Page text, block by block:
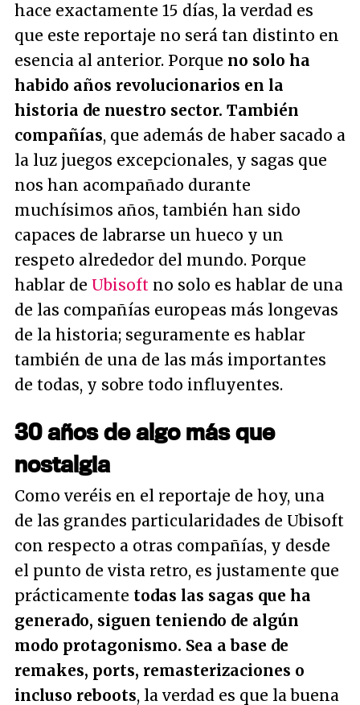
hace exactamente 15 días, la verdad es
que este reportaje no será tan distinto en
esencia al anterior. Porque no solo ha
habido años revolucionarios en la
historia de nuestro sector. También
compañías, que además de haber sacado a
la luz juegos excepcionales, y sagas que
nos han acompañado durante
muchísimos años, también han sido
capaces de labrarse un hueco y un
respeto alrededor del mundo. Porque
hablar de Ubisoft no solo es hablar de una
de las compañías europeas más longevas
de la historia; seguramente es hablar
también de una de las más importantes
de todas, y sobre todo influyentes.
30 años de algo más que
nostalgia
Como veréis en el reportaje de hoy, una
de las grandes particularidades de Ubisoft
con respecto a otras compañías, y desde
el punto de vista retro, es justamente que
prácticamente todas las sagas que ha
generado, siguen teniendo de algún
modo protagonismo. Sea a base de
remakes, ports, remasterizaciones o
incluso reboots, la verdad es que la buena